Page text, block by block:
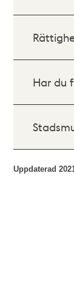
Har du
Uppdaterad